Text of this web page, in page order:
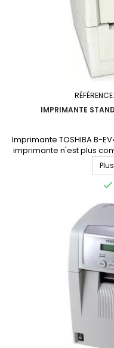
RÉFÉRENCE:
IMPRIMANTE
Imprimante TOSHIBA B-
imprimante n'est plus
l'imprimante B-FV4T
